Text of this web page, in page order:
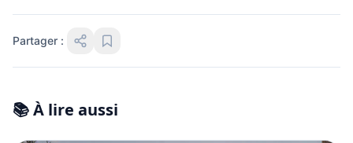
Partager :
📚 À lire aussi